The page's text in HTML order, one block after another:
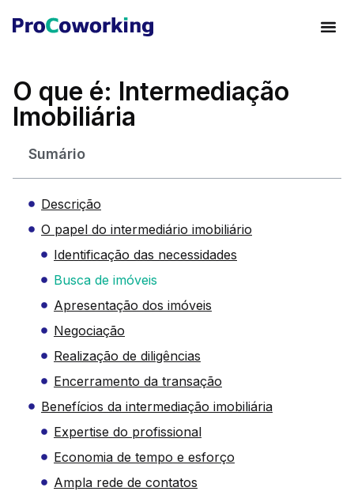
O que é: Intermediação
Imobiliária
Sumário
Descrição
O papel do intermediário imobiliário
Identificação das necessidades
Busca de imóveis
Apresentação dos imóveis
Negociação
Realização de diligências
Encerramento da transação
Benefícios da intermediação imobiliária
Expertise do profissional
Economia de tempo e esforço
Ampla rede de contatos